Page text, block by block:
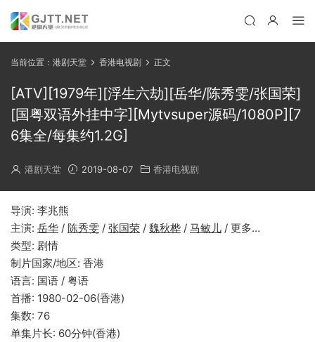
当前位置： 港剧天堂 香港电视剧 正文
[ATV][1979年][浮生六劫][岳华/陈秀雯/张国荣]
[国粤双语外挂中字][Mytvsuper源码/1080P][7
6集全/每集约1.2G]
港剧天堂 2019-08-07 香港电视剧
导演: 李兆熊
主演: 岳华 / 陈秀雯 / 张国荣 / 魏秋桦 / 马敏儿 / 更多…
类型: 剧情
制片国家/地区: 香港
语言: 国语 / 粤语
首播: 1980-02-06(香港)
集数: 76
单集片长: 60分钟(香港)